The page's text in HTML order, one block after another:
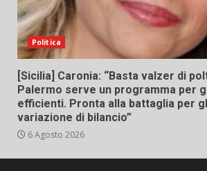
Politica
[Sicilia] Caronia: “Basta valzer di
Palermo serve un programma per
efficienti. Pronta alla battaglia per
variazione di bilancio”
6 Agosto 2026